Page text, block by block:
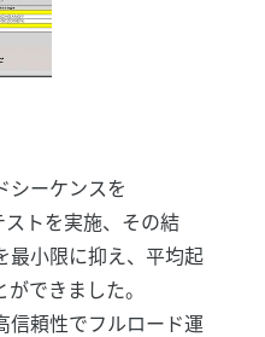
シーケンスを
ストを実施、その結
最小限に抑え、平均起
できました。
信頼性でフルロード運